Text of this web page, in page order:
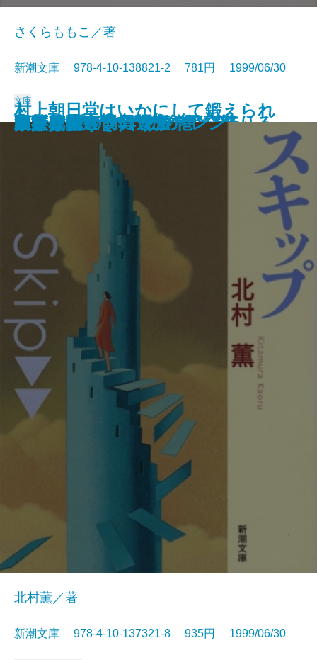
血脈の火―流転の海 第三部―
流しのしたの骨
一人の男が飛行機から飛び降りる
初ものがたり
見張り塔から ずっと
怒らぬ慶之助
村上朝日堂はいかにして鍛えられ
たか
人斬り半次郎 幕末編
人斬り半次郎 賊将編
そういうふうにできている
さくらももこ／著
新潮文庫 978-4-10-138821-2 781円 1999/06/30
文庫
スキップ
北村薫／著
新潮文庫 978-4-10-137321-8 935円 1999/06/30
西行花伝
陋巷に在り〔5〕妨の巻
玉人
名人は危うきに遊ぶ
家族依存症
ドラマチック チルドレン
ヒトラーの防具〔上〕
ヒトラーの防具〔下〕
東亰異聞